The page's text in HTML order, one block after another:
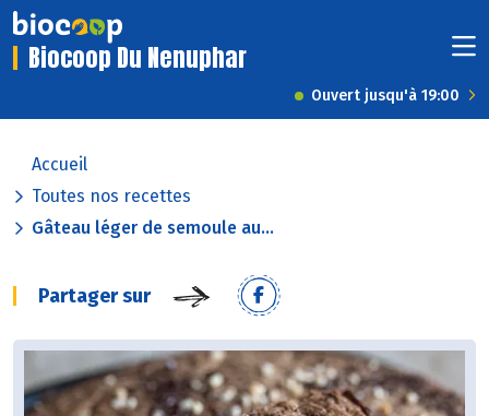
Biocoop Du Nenuphar
Ouvert jusqu'à 19:00
Accueil
Toutes nos recettes
Gâteau léger de semoule au...
Partager sur